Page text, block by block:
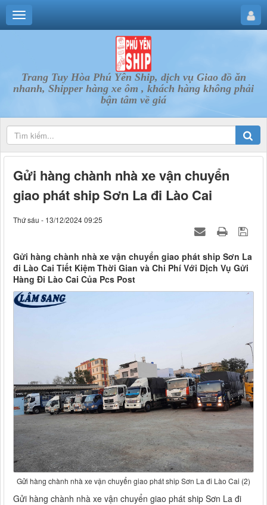
Trang Tuy Hòa Phú Yên Ship, dịch vụ Giao đồ ăn
nhanh, Shipper hàng xe ôm , khách hàng không phải
bận tâm về giá
Gửi hàng chành nhà xe vận chuyển
giao phát ship Sơn La đi Lào Cai
Thứ sáu - 13/12/2024 09:25
Gửi hàng chành nhà xe vận chuyển giao phát ship Sơn La
đi Lào Cai Tiết Kiệm Thời Gian và Chi Phí Với Dịch Vụ Gửi
Hàng Đi Lào Cai Của Pcs Post
Gửi hàng chành nhà xe vận chuyển giao phát ship Sơn La đi Lào Cai (2)
Gửi hàng chành nhà xe vận chuyển giao phát ship Sơn La đi